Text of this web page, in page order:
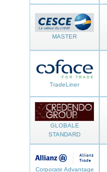
MASTER
TradeLiner
GLOBALE
STANDARD
Corporate Advantage